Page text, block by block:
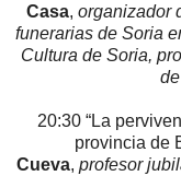
Casa, organizador
funerarias de Soria
Cultura de Soria,
20:30 “La
provincia de
Cueva, profesor